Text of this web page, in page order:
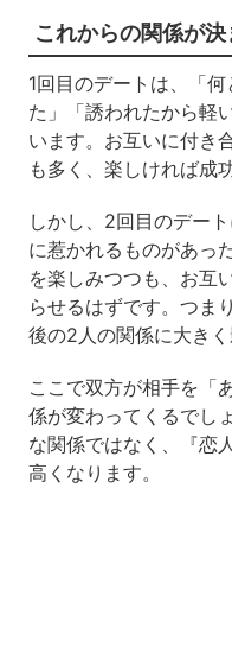
これからの関係が決
1回目のデートは、「
た」「誘われたから軽
います。お互いに付き
も多く、楽しければ成
しかし、2回目のデー
に惹かれるものがあっ
を楽しみつつも、お互
らせるはずです。つま
後の2人の関係に大きく
ここで双方が相手を「
係が変わってくるでし
な関係ではなく、『恋
高くなります。